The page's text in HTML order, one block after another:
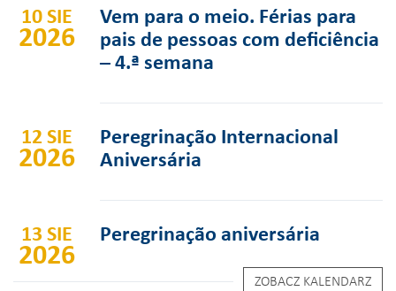
10 SIE
2026
Vem para o meio. Férias para
pais de pessoas com deficiência
– 4.ª semana
12 SIE
2026
Peregrinação Internacional
Aniversária
13 SIE
2026
Peregrinação aniversária
ZOBACZ KALENDARZ